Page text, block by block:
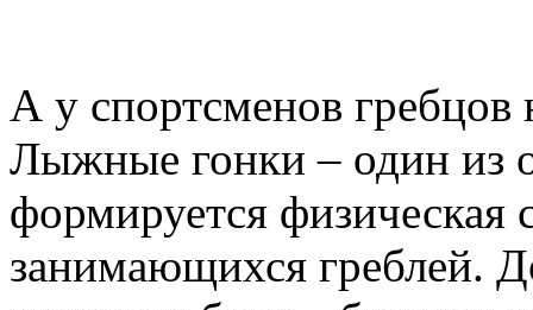
А у спортсменов
Лыжные гонки – один из
формируется физическая
занимающихся греблей.